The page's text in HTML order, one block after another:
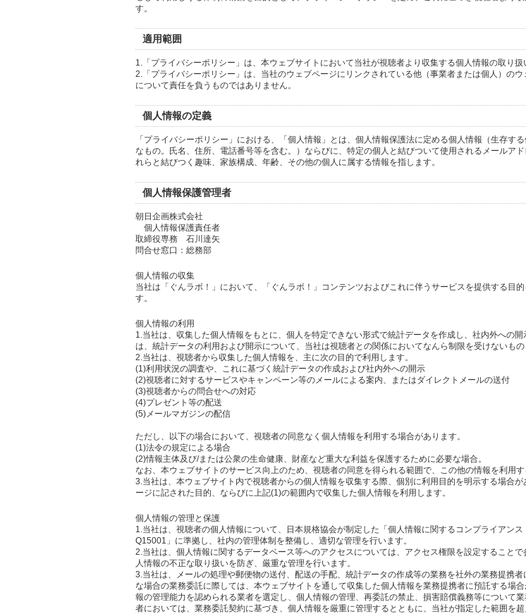
す。
適用範囲
1.「プライバシーポリシー」は、本ウェブサイトにおいて当社が視聴者より収集する個人情報の取り扱
2.「プライバシーポリシー」は、当社のウェブページにリンクされている他（事業者または個人）の
について責任を負うものではありません。
個人情報の定義
「プライバシーポリシー」における、「個人情報」とは、個人情報保護法に定める個人情報（生存す
なもの。氏名、住所、電話番号等を含む。）ならびに、特定の個人と結びついて使用されるメールア
れらと結びつく趣味、家族構成、年齢、その他の個人に属する情報を指します。
個人情報保護管理者
朝日企画株式会社
個人情報保護責任者
取締役専務 石川達矢
問合せ窓口：総務部
個人情報の収集
当社は「ぐんラボ！」において、「ぐんラボ！」コンテンツおよびこれに伴うサービスを提供する目
す。
個人情報の利用
1.当社は、収集した個人情報をもとに、個人を特定できない形式で統計データを作成し、社内外への
は、統計データの利用および開示について、当社は視聴者との関係においてなんら制限を受けないもの
2.当社は、視聴者から収集した個人情報を、主に次の目的で利用します。
(1)利用状況の調査や、これに基づく統計データの作成および社内外への開示
(2)視聴者に対するサービスやキャンペーン等のメールによる案内、またはダイレクトメールの送付
(3)視聴者からの問合せへの対応
(4)プレゼント等の配送
(5)メールマガジンの配信
ただし、以下の場合において、視聴者の同意なく個人情報を利用する場合があります。
(1)法令の規定による場合
(2)情報主体及び/または公衆の生命健康、財産など重大な利益を保護するために必要な場合。
なお、本ウェブサイトのサービス向上のため、視聴者の同意を得られる範囲で、この他の情報を利用す
3.当社は、本ウェブサイト内で視聴者からの個人情報を収集する際、個別に利用目的を明示する場合
ージに記された目的、ならびに上記(1)の範囲内で収集した個人情報を利用します。
個人情報の管理と保護
1.当社は、視聴者の個人情報について、日本規格協会が制定した「個人情報に関するコンプライアン
Q15001」に準拠し、社内の管理体制を整備し、適切な管理を行います。
2.当社は、個人情報に関するデータベース等へのアクセスについては、アクセス権限を設定すること
人情報の不正な取り扱いを防ぎ、厳重な管理を行います。
3.当社は、メールの処理や郵便物の送付、配送の手配、統計データの作成等の業務を社外の業務提携
な場合の業務委託に際しては、本ウェブサイトを通して収集した個人情報を業務提携者に預託する場
報の管理能力を認められる業者を選定し、個人情報の管理、再委託の禁止、損害賠償義務等について
者においては、業務委託契約に基づき、個人情報を厳重に管理するとともに、当社が指定した範囲を